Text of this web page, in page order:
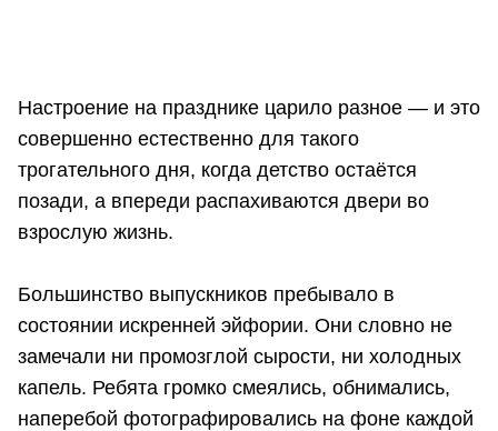
Настроение на празднике царило разное — и это
совершенно естественно для такого
трогательного дня, когда детство остаётся
позади, а впереди распахиваются двери во
взрослую жизнь.
Большинство выпускников пребывало в
состоянии искренней эйфории. Они словно не
замечали ни промозглой сырости, ни холодных
капель. Ребята громко смеялись, обнимались,
наперебой фотографировались на фоне каждой